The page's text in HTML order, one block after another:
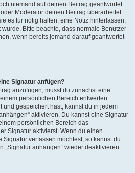
niemand auf deinen Beitrag geantwortet
Moderator deinen Beitrag überarbeitet
es für nötig halten, eine Notiz hinterlassen,
Bitte beachte, dass normale Benutzer
wenn bereits jemand darauf geantwortet
Signatur anfügen?
anzufügen, musst du zunächst eine
persönlichen Bereich entwerfen.
und gespeichert hast, kannst du in jedem
aktivieren. Du kannst eine Signatur
persönlichen Bereich das
Signatur aktivierst. Wenn du einen
verfassen möchtest, so kannst du
„Signatur anhängen“ wieder deaktivieren.